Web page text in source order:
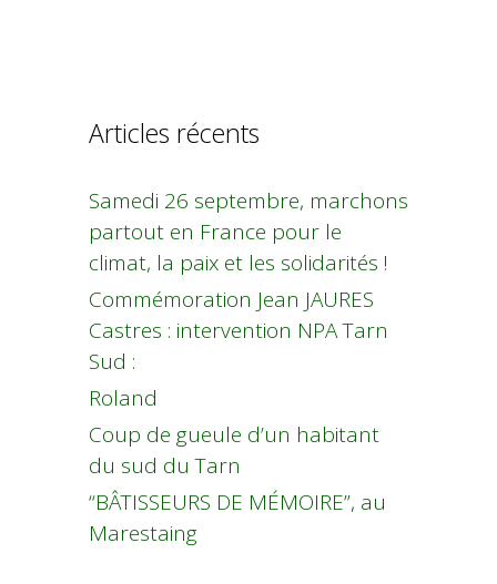
Articles récents
Samedi 26 septembre, marchons
partout en France pour le
climat, la paix et les solidarités !
Commémoration Jean JAURES
Castres : intervention NPA Tarn
Sud :
Roland
Coup de gueule d’un habitant
du sud du Tarn
“BÂTISSEURS DE MÉMOIRE”, au
Marestaing